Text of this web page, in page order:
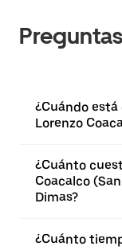
¿Cuándo está
Lorenzo
¿Cuánto
Coacalco
Dimas?
¿Cuánto